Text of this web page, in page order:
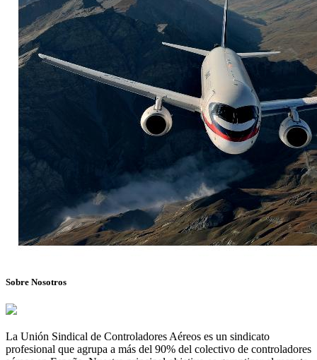
Sobre Nosotros
La Unión Sindical de Controladores Aéreos es un sindicato
profesional que agrupa a más del 90% del colectivo de controladores